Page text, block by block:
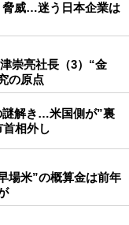
脅威…迷う日本企業は
崇亮社長（3）“金
の原点
謎解き…米国側が”裏
相外し
場米”の概算金は前年